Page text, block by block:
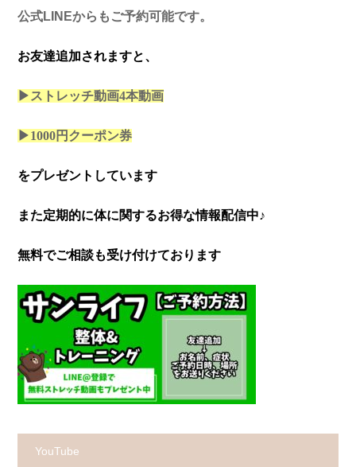
公式LINEからもご予約可能です。
お友達追加されますと、
▶ストレッチ動画4本動画
▶1000円クーポン券
をプレゼントしています
また定期的に体に関するお得な情報配信中♪
無料でご相談も受け付けております
YouTube